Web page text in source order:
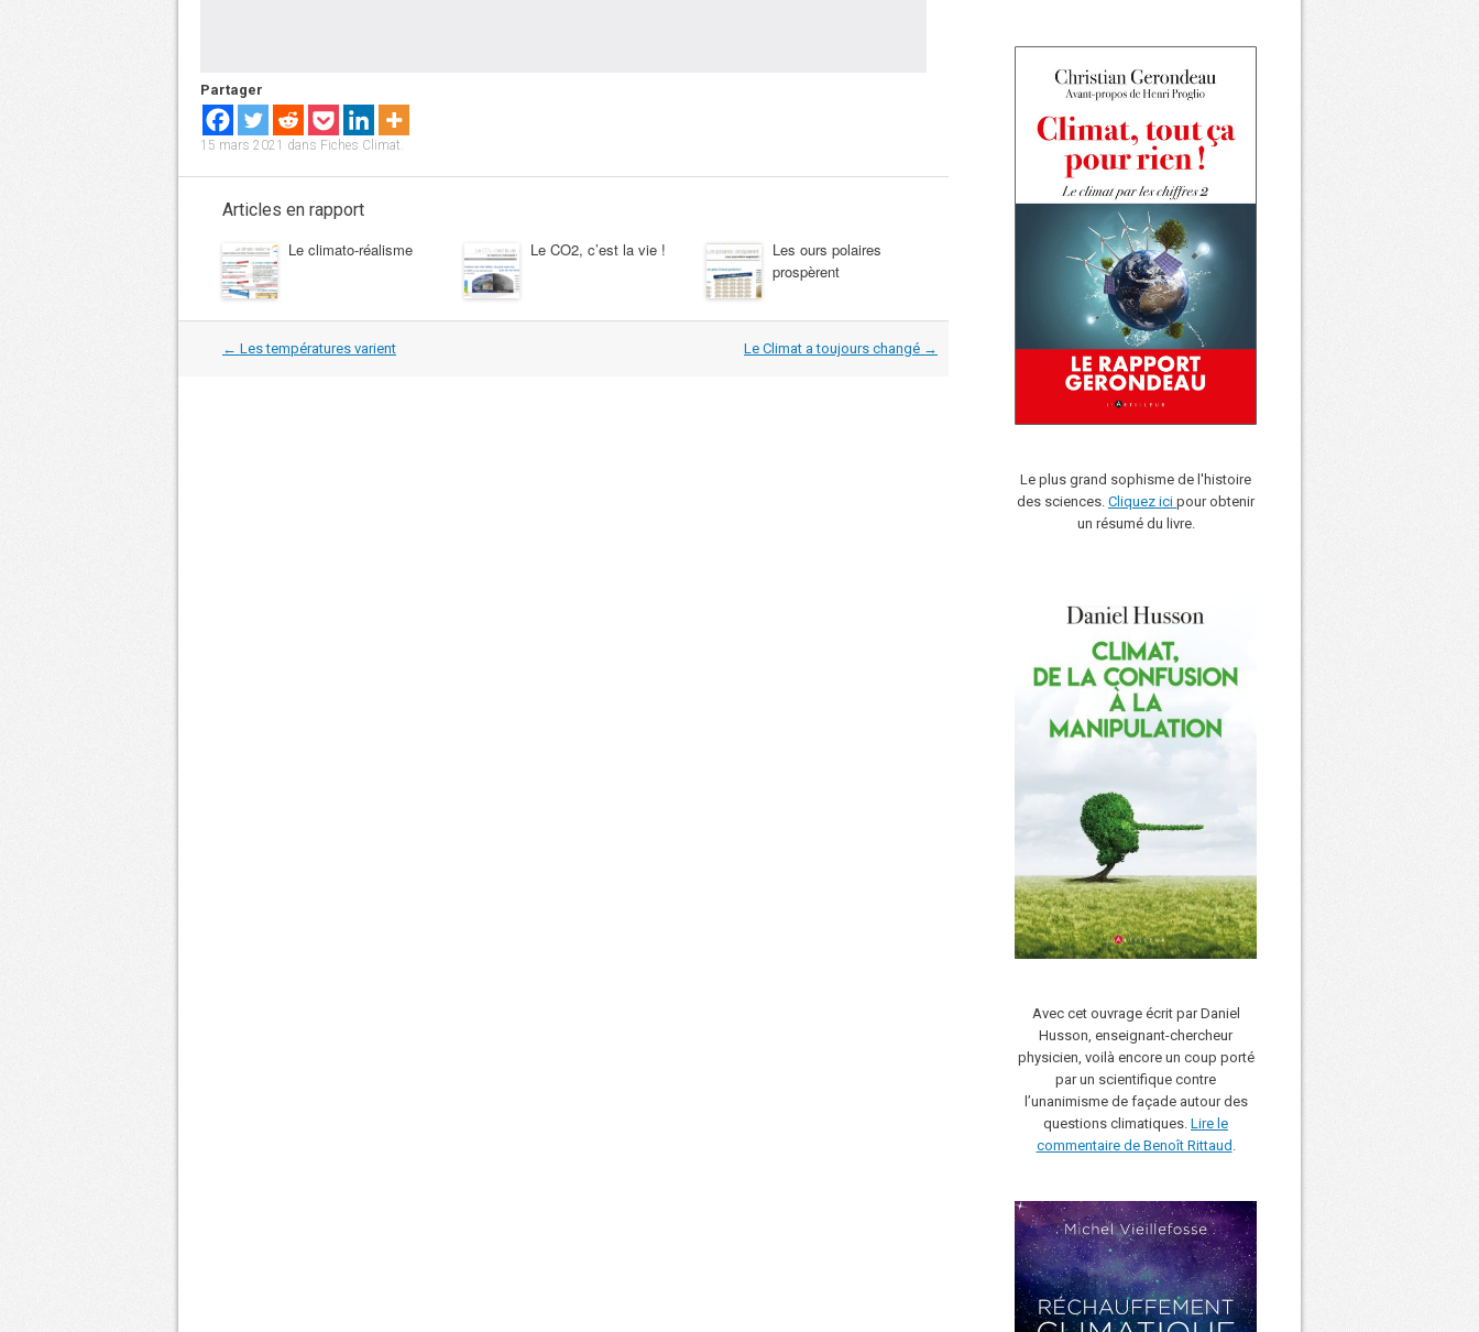
Partager
15 mars 2021 dans Fiches Climat.
Articles en rapport
Le climato-réalisme
Le CO2, c’est la vie !
Les ours polaires
prospèrent
Navigation
← Les températures varient Le Climat a toujours changé →
Le plus grand sophisme de l'histoire
des sciences. Cliquez ici pour obtenir
un résumé du livre.
Avec cet ouvrage écrit par Daniel
Husson, enseignant-chercheur
physicien, voilà encore un coup porté
par un scientifique contre
l’unanimisme de façade autour des
questions climatiques. Lire le
commentaire de Benoît Rittaud